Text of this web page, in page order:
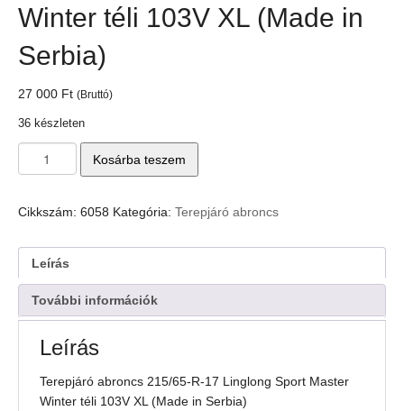
Winter téli 103V XL (Made in
Serbia)
27 000 Ft (Bruttó)
36 készleten
abroncs
R-
Sport
Master
Winter
téli
Serbia)
Kosárba teszem
Cikkszám: 6058 Kategória: Terepjáró abroncs
Leírás
További információk
Leírás
Terepjáró abroncs 215/65-R-17 Linglong Sport Master
Winter téli 103V XL (Made in Serbia)